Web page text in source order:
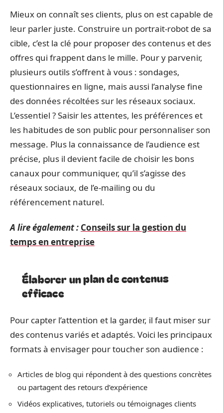
Mieux on connaît ses clients, plus on est capable de
leur parler juste. Construire un portrait-robot de sa
cible, c’est la clé pour proposer des contenus et des
offres qui frappent dans le mille. Pour y parvenir,
plusieurs outils s’offrent à vous : sondages,
questionnaires en ligne, mais aussi l’analyse fine
des données récoltées sur les réseaux sociaux.
L’essentiel ? Saisir les attentes, les préférences et
les habitudes de son public pour personnaliser son
message. Plus la connaissance de l’audience est
précise, plus il devient facile de choisir les bons
canaux pour communiquer, qu’il s’agisse des
réseaux sociaux, de l’e-mailing ou du
référencement naturel.
A lire également : Conseils sur la gestion du
temps en entreprise
Élaborer un plan de contenus
efficace
Pour capter l’attention et la garder, il faut miser sur
des contenus variés et adaptés. Voici les principaux
formats à envisager pour toucher son audience :
Articles de blog qui répondent à des questions concrètes
ou partagent des retours d’expérience
Vidéos explicatives, tutoriels ou témoignages clients